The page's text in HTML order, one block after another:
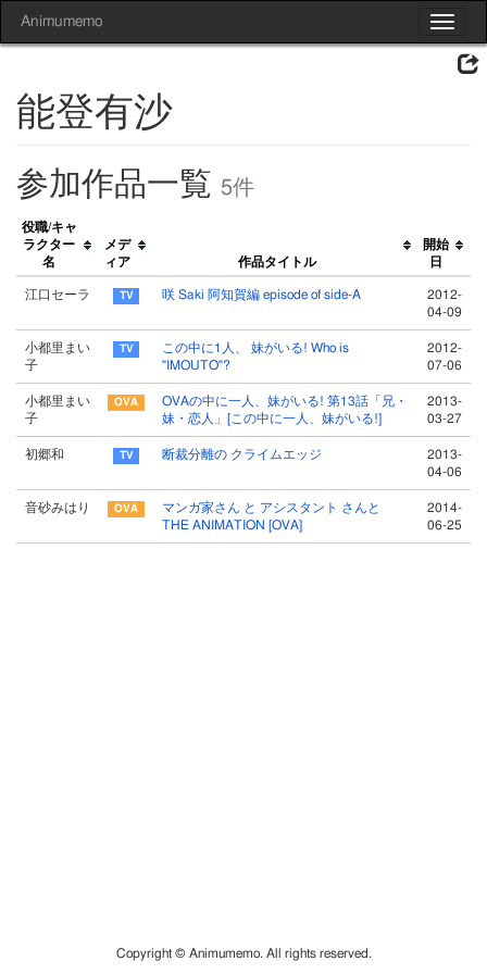
Toggle
Animumemo
能登有沙
参加作品一覧 5件
役職/キャ
ラクター
名
メデ
ィア
作品タイトル
開始
日
江口セーラ 咲 Saki 阿知賀編 episode of side-A
2012-
04-09
小都里まい
子
この中に1人、 妹がいる! Who is
"IMOUTO"?
2012-
07-06
小都里まい
子
OVAの中に一人、妹がいる! 第13話「兄・
妹・恋人」[この中に一人、妹がいる!]
2013-
03-27
初郷和 断裁分離の クライムエッジ
2013-
04-06
音砂みはり
マンガ家さん と アシスタント さんと
THE ANIMATION [OVA]
2014-
06-25
Copyright © Animumemo. All rights reserved.